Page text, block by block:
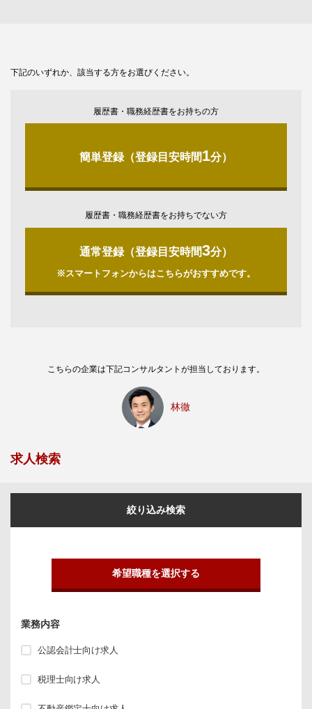
下記のいずれか、該当する方をお選びください。
履歴書・職務経歴書をお持ちの方
簡単登録（登録目安時間1分）
履歴書・職務経歴書をお持ちでない方
通常登録（登録目安時間3分）
※スマートフォンからはこちらがおすすめです。
こちらの企業は下記コンサルタントが担当しております。
林徹
求人検索
絞り込み検索
希望職種を選択する
業務内容
公認会計士向け求人
税理士向け求人